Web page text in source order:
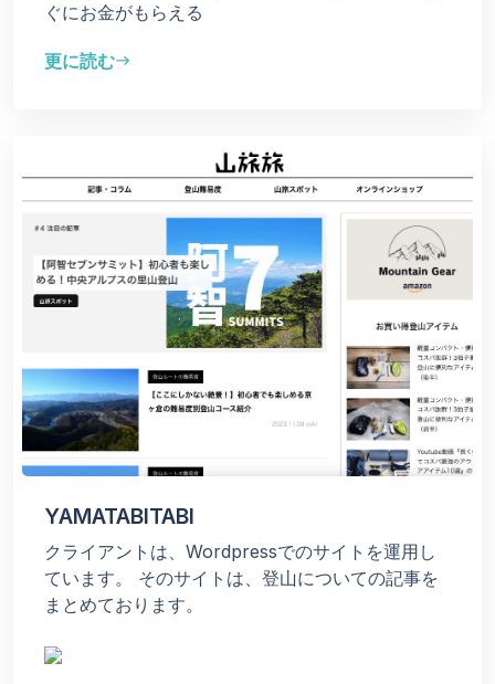
ぐにお金がもらえる
更に読むeast
YAMATABITABI
クライアントは、Wordpressでのサイトを運用し
ています。 そのサイトは、登山についての記事を
まとめております。